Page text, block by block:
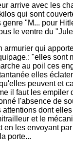
arrive avec les
qui sont
"M... pour
le ventre du
armurier qui
"elles sont
au poil ces
elles
peuvent et
il faut les empiler
l'absence de
dont
et le
en les envoyant
porte...